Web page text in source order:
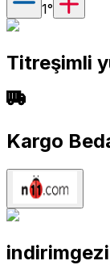
1°
Titreşimli
Kargo